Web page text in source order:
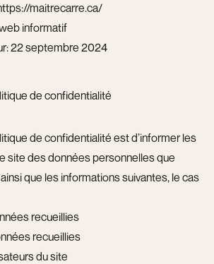
maitrecarre.ca/
informatif
22 septembre 2024
de confidentialité
de confidentialité est d’informer les
site des données personnelles que
que les informations suivantes, le cas
recueillies
recueillies
du site